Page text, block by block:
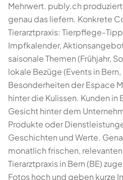
Mehrwert. publy.ch
genau das liefern. Konkrete
Tierarztpraxis: Tierpflege-
Impfkalender,
saisonale Themen (Frühjahr,
lokale Bezüge (Events in
Besonderheiten der Espace
hinter die Kulissen. Kunden in
Gesicht hinter dem
Produkte oder
Geschichten und Werte.
monatlich frischen,
Tierarztpraxis in Bern (BE)
Fotos hoch und geben kurze